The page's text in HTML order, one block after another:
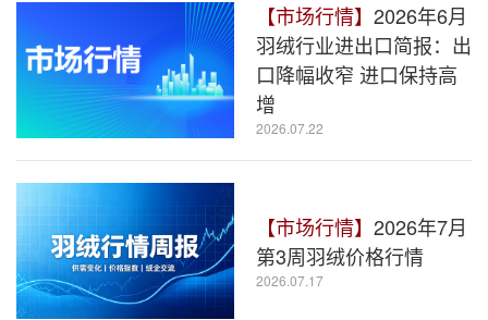
【市场行情】 2026年6月
羽绒行业进出口简报：出
口降幅收窄 进口保持高
增
2026.07.22
【市场行情】 2026年7月
第3周羽绒价格行情
2026.07.17